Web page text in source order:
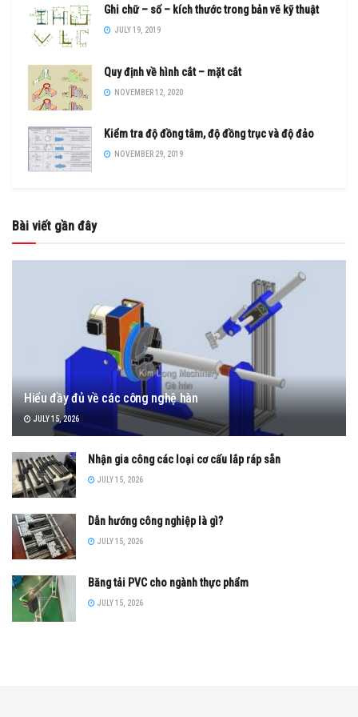
Ghi chữ – số – kích thước trong bản vẽ kỹ thuật
JULY 19, 2019
Quy định về hình cắt – mặt cắt
NOVEMBER 12, 2020
Kiểm tra độ đồng tâm, độ đồng trục và độ đảo
NOVEMBER 29, 2019
Bài viết gần đây
Hiểu đầy đủ về các công nghệ hàn
JULY 15, 2026
Nhận gia công các loại cơ cấu lắp ráp sẵn
JULY 15, 2026
Dẫn hướng công nghiệp là gì?
JULY 15, 2026
Băng tải PVC cho ngành thực phẩm
JULY 15, 2026